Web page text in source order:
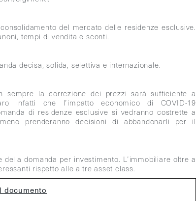
del mercato delle residenze esclusive.
tempi di vendita e sconti.
decisa, solida, selettiva e internazionale.
la correzione dei prezzi sarà sufficiente a
infatti che l’impatto economico di COVID-19
di residenze esclusive si vedranno costrette a
prenderanno decisioni di abbandonarli per il
domanda per investimento. L’immobiliare oltre a
rispetto alle altre asset class.
documento